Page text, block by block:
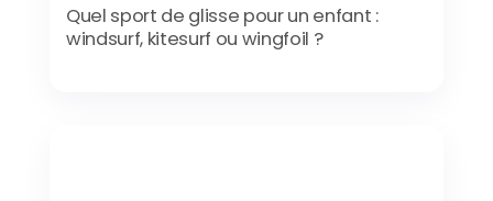
Quel sport de glisse pour un enfant :
windsurf, kitesurf ou wingfoil ?